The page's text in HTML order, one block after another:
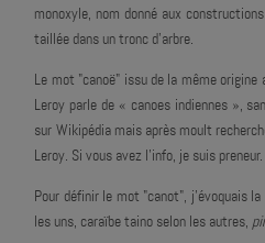
monoxyle, nom donné aux
taillée dans un tronc d'arbre.
Le mot "canoë" issu de la même
Leroy parle de « canoes indiennes »,
sur Wikipédia mais après moult
Leroy. Si vous avez l'info, je suis preneur.
Pour définir le mot "canot", j'évoquais
les uns, caraïbe taino selon les autres,